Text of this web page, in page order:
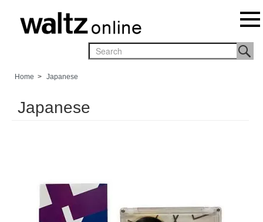
Home > Japanese
Japanese